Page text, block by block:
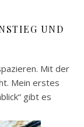
UND
Mit der
Mein erstes
gibt es